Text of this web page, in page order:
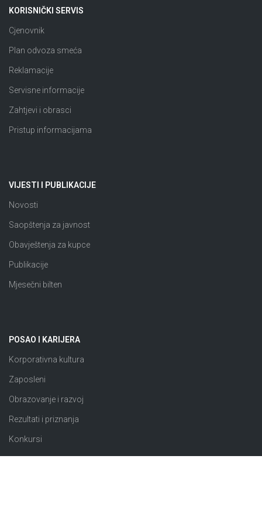
KORISNIČKI SERVIS
Cjenovnik
Plan odvoza smeća
Reklamacije
Servisne informacije
Zahtjevi i obrasci
Pristup informacijama
VIJESTI I PUBLIKACIJE
Novosti
Saopštenja za javnost
Obavještenja za kupce
Publikacije
Mjesečni bilten
POSAO I KARIJERA
Korporativna kultura
Zaposleni
Obrazovanje i razvoj
Rezultati i priznanja
Konkursi